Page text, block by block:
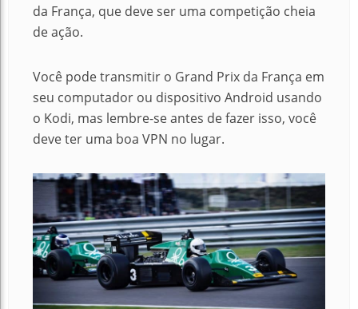
da França, que deve ser uma competição cheia
de ação.
Você pode transmitir o Grand Prix da França em
seu computador ou dispositivo Android usando
o Kodi, mas lembre-se antes de fazer isso, você
deve ter uma boa VPN no lugar.